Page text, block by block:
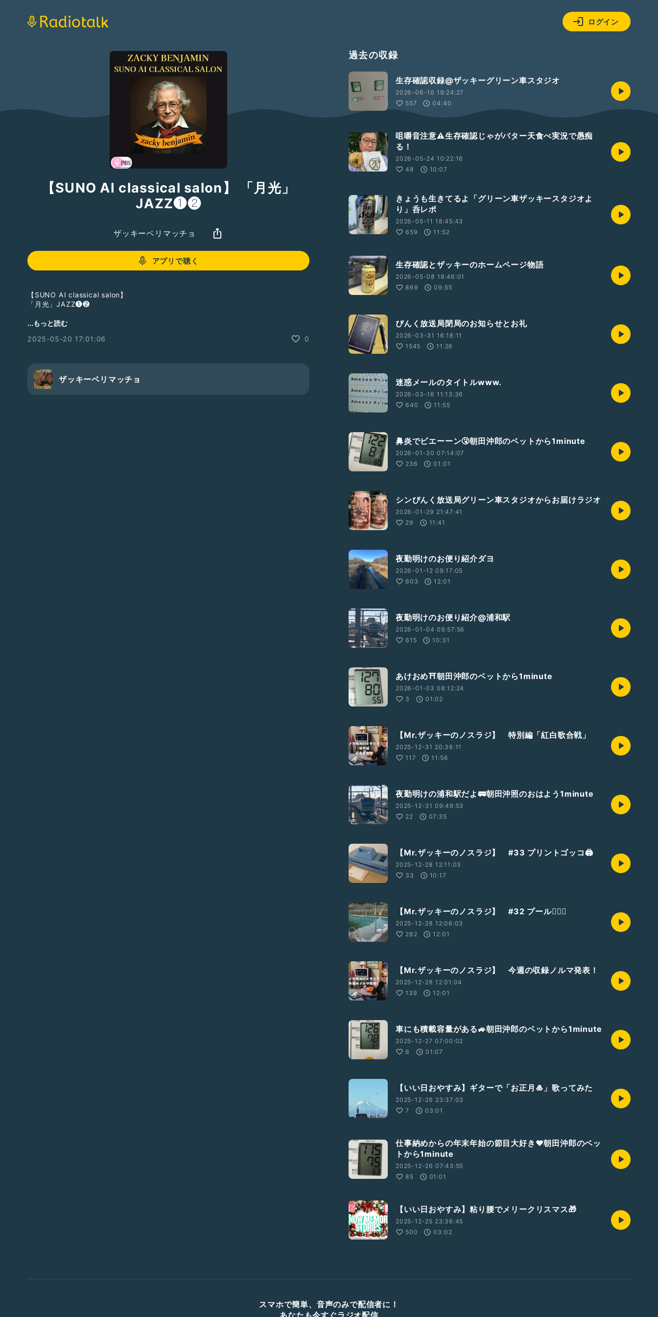
ログイン
【SUNO AI classical salon】 「月光」
JAZZ❶❷
ザッキーベリマッチョ
アプリで聴く
【SUNO AI classical salon】
「月光」JAZZ❶❷
今月は新シリーズ
で変奏曲にしてみます。
🎤ザッキー・ベンジャミン
こちらは、AI作曲アプリ「SUNO AI」を使ってクラシック音楽又はバロック音楽の雰
...もっと読む
2025-05-20 17:01:06
0
ザッキーベリマッチョ
過去の収録
生存確認収録@ザッキーグリーン車スタジオ
2026-06-10 19:24:27
557
04:40
咀嚼音注意⚠️生存確認じゃがバター天食べ実況で愚痴
る！
2026-05-24 10:22:16
48
10:07
きょうも生きてるよ「グリーン車ザッキースタジオよ
り」呑レポ
2026-05-11 18:45:43
659
11:52
生存確認とザッキーのホームページ物語
2026-05-08 18:46:01
869
09:55
ぴんく放送局閉局のお知らせとお礼
2026-03-31 16:18:11
1545
11:26
迷惑メールのタイトルwww.
2026-03-16 11:13:36
640
11:55
鼻炎でビエーーン🤧朝田沖郎のベットから1minute
2026-01-30 07:14:07
236
01:01
シンぴんく放送局グリーン車スタジオからお届けラジオ
2026-01-29 21:47:41
29
11:41
夜勤明けのお便り紹介ダヨ
2026-01-12 09:17:05
603
12:01
夜勤明けのお便り紹介@浦和駅
2026-01-04 09:57:56
615
10:31
あけおめ⛩朝田沖郎のベットから1minute
2026-01-03 08:12:24
3
01:02
【Mr.ザッキーのノスラジ】 特別編「紅白歌合戦」
2025-12-31 20:38:11
117
11:56
夜勤明けの浦和駅だよ🚃朝田沖照のおはよう1minute
2025-12-31 09:49:53
22
07:35
【Mr.ザッキーのノスラジ】 #33 プリントゴッコ🖨️
2025-12-28 12:11:03
33
10:17
【Mr.ザッキーのノスラジ】 #32 プール🏊🏻‍♀️
2025-12-28 12:06:03
282
12:01
【Mr.ザッキーのノスラジ】 今週の収録ノルマ発表！
2025-12-28 12:01:04
139
12:01
車にも積載容量がある🚙朝田沖郎のベットから1minute
2025-12-27 07:00:02
6
01:07
【いい日おやすみ】ギターで「お正月🎍」歌ってみた
2025-12-26 23:37:03
7
03:01
仕事納めからの年末年始の節目大好き❤朝田沖郎のベッ
トから1minute
2025-12-26 07:43:55
85
01:01
【いい日おやすみ】粘り腰でメリークリスマス🎁
2025-12-25 23:36:45
500
03:02
スマホで簡単、音声のみで配信者に！
あなたも今すぐラジオ配信